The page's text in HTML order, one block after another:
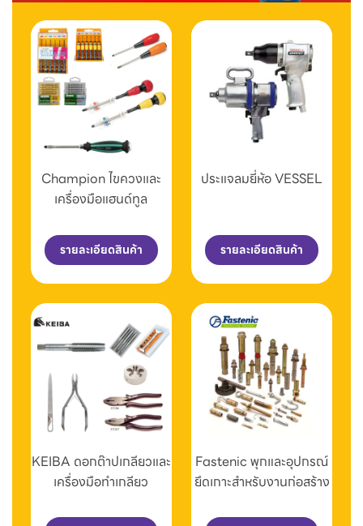
Champion ไขควงและ
เครื่องมือแฮนด์ทูล
รายละเอียดสินค้า
ประแจลมยี่ห้อ VESSEL
รายละเอียดสินค้า
KEIBA ดอกต๊าปเกลียวและ
เครื่องมือทำเกลียว
Fastenic พุกและอุปกรณ์
ยึดเกาะสำหรับงานก่อสร้าง